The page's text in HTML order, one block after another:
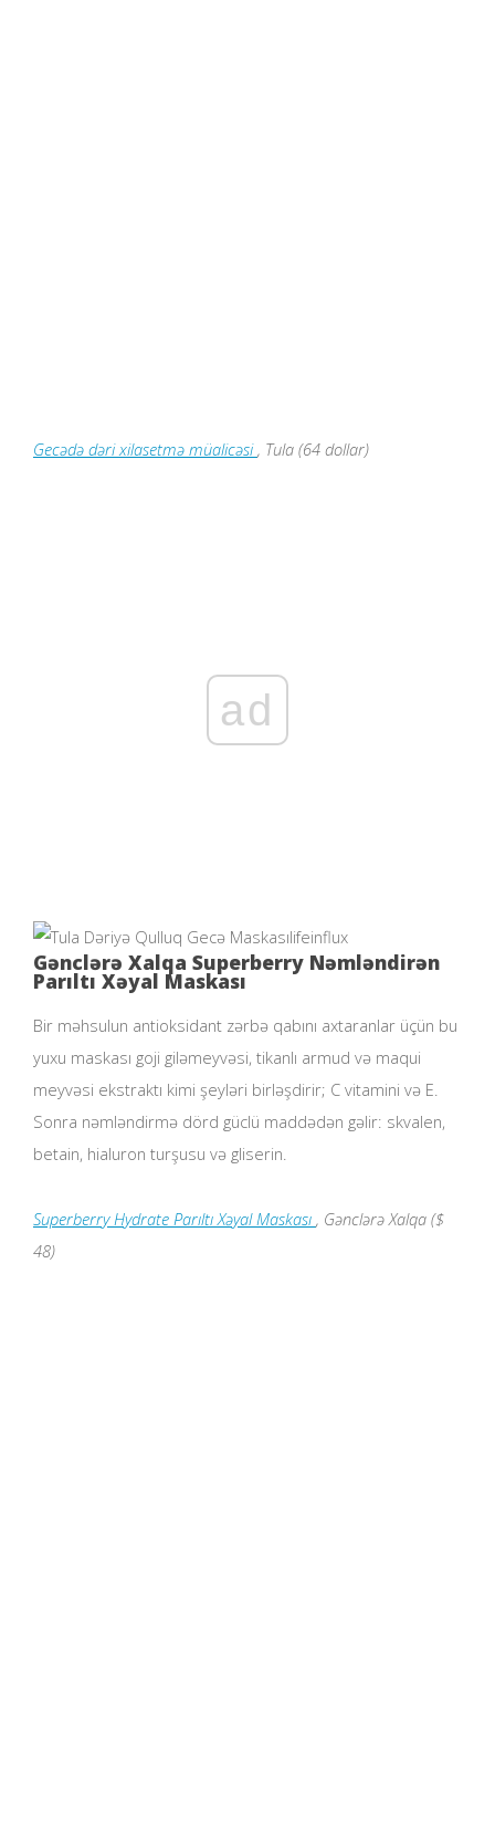
Gecədə dəri xilasetmə müalicəsi , Tula (64 dollar)
ad
lifeinflux
Gənclərə Xalqa Superberry Nəmləndirən
Parıltı Xəyal Maskası
Bir məhsulun antioksidant zərbə qabını axtaranlar üçün bu
yuxu maskası goji giləmeyvəsi, tikanlı armud və maqui
meyvəsi ekstraktı kimi şeyləri birləşdirir; C vitamini və E.
Sonra nəmləndirmə dörd güclü maddədən gəlir: skvalen,
betain, hialuron turşusu və gliserin.
Superberry Hydrate Parıltı Xəyal Maskası , Gənclərə Xalqa ($
48)